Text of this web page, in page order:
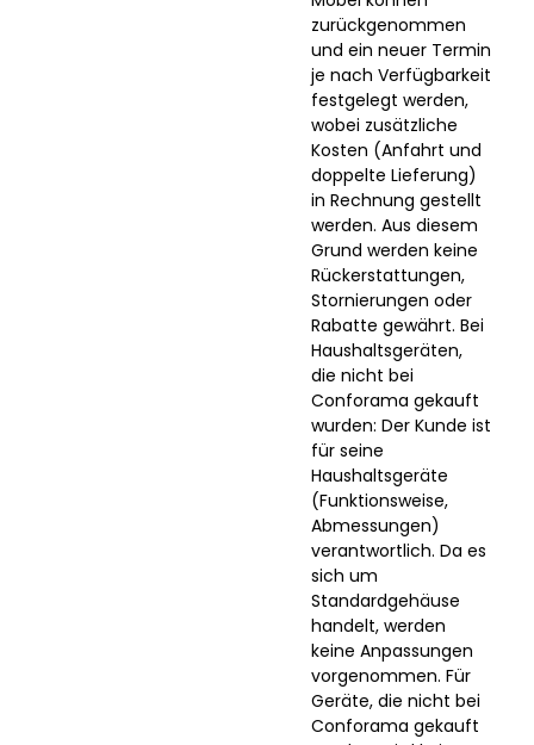
zurückgenommen
und ein neuer Termin
je nach Verfügbarkeit
festgelegt werden,
wobei zusätzliche
Kosten (Anfahrt und
doppelte Lieferung)
in Rechnung gestellt
werden. Aus diesem
Grund werden keine
Rückerstattungen,
Stornierungen oder
Rabatte gewährt. Bei
Haushaltsgeräten,
die nicht bei
Conforama gekauft
wurden: Der Kunde ist
für seine
Haushaltsgeräte
(Funktionsweise,
Abmessungen)
verantwortlich. Da es
sich um
Standardgehäuse
handelt, werden
keine Anpassungen
vorgenommen. Für
Geräte, die nicht bei
Conforama gekauft